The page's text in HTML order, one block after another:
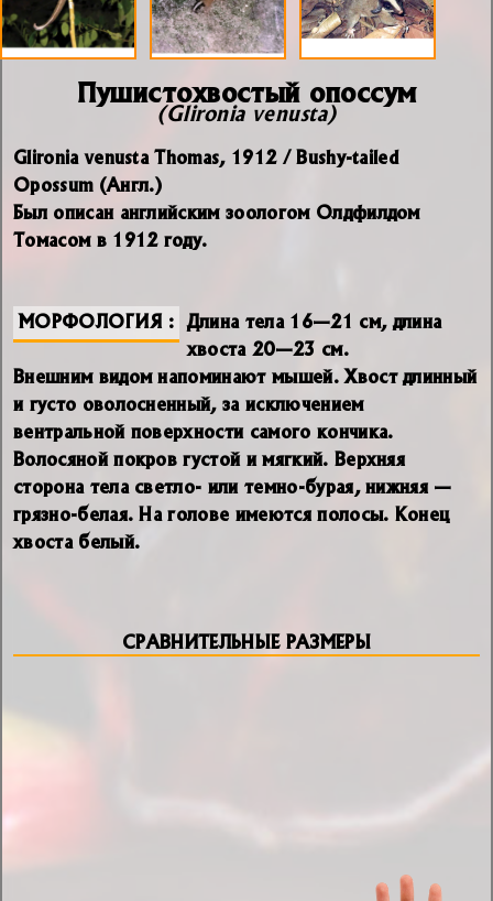
Пушистохвостый опоссум
(Glironia venusta)
Glironia venusta Thomas, 1912 / Bushy-tailed
Opossum (Англ.)
Был описан английским зоологом Олдфилдом
Томасом в 1912 году.
МОРФОЛОГИЯ Длина тела 16—21 см, длина
хвоста 20—23 см.
Внешним видом напоминают мышей. Хвост длинный
и густо оволосненный, за исключением
вентральной поверхности самого кончика.
Волосяной покров густой и мягкий. Верхняя
сторона тела светло- или темно-бурая, нижняя —
грязно-белая. На голове имеются полосы. Конец
хвоста белый.
СРАВНИТЕЛЬНЫЕ РАЗМЕРЫ